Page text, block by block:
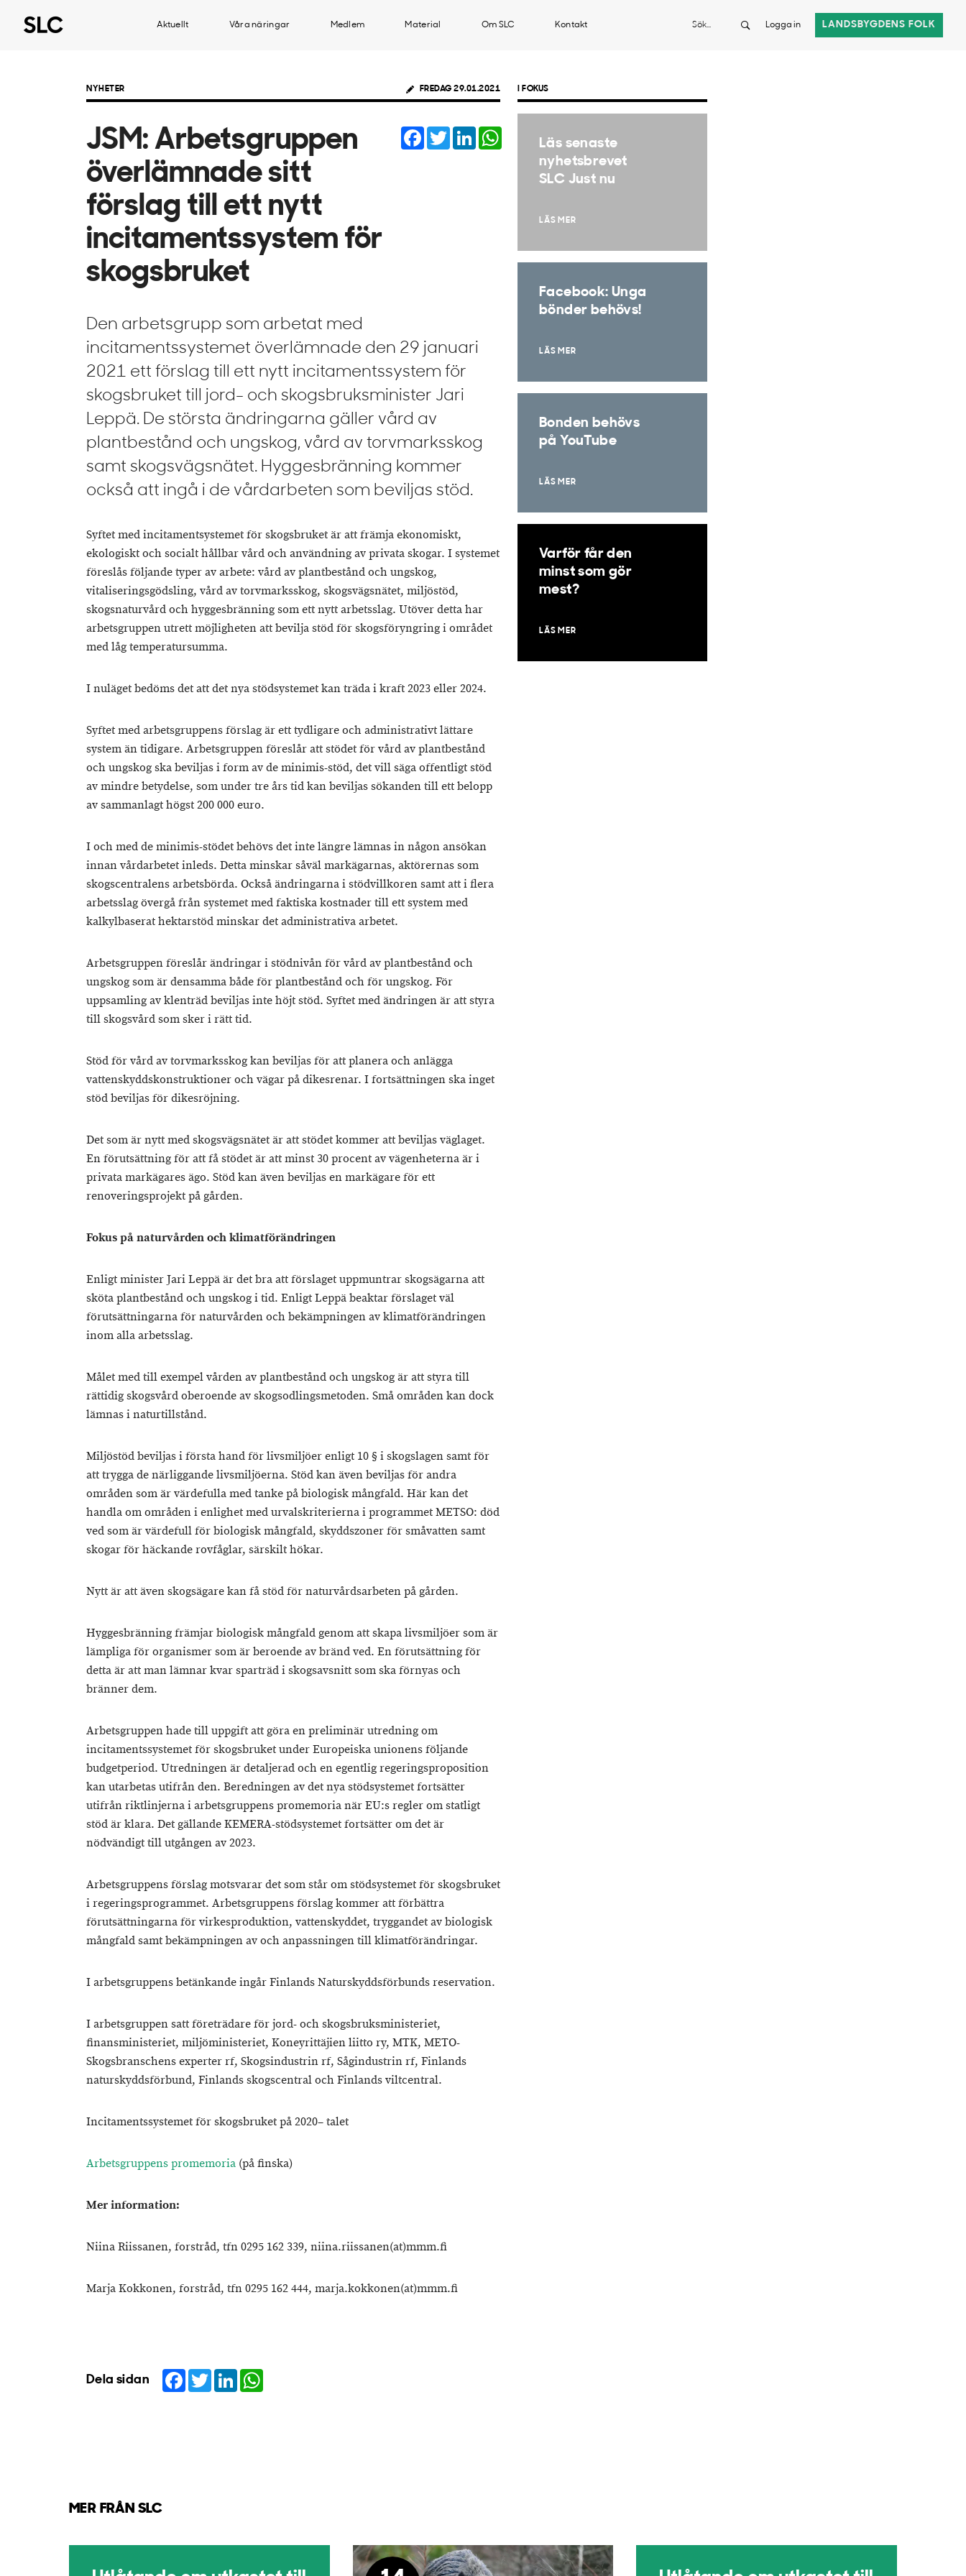
Aktuellt Våra näringar Medlem Material Om SLC Kontakt Sök Logga in LANDSBYGDENS FOLK
NYHETER FREDAG 29.01.2021
JSM: Arbetsgruppen
överlämnade sitt
förslag till ett nytt
incitamentssystem för
skogsbruket
Facebook
TwitterLinkedIn
Den arbetsgrupp som arbetat med
incitamentssystemet överlämnade den 29 januari
2021 ett förslag till ett nytt incitamentssystem för
skogsbruket till jord- och skogsbruksminister Jari
Leppä. De största ändringarna gäller vård av
plantbestånd och ungskog, vård av torvmarksskog
samt skogsvägsnätet. Hyggesbränning kommer
också att ingå i de vårdarbeten som beviljas stöd.
Syftet med incitamentsystemet för skogsbruket är att främja ekonomiskt,
ekologiskt och socialt hållbar vård och användning av privata skogar. I systemet
föreslås följande typer av arbete: vård av plantbestånd och ungskog,
vitaliseringsgödsling, vård av torvmarksskog, skogsvägsnätet, miljöstöd,
skogsnaturvård och hyggesbränning som ett nytt arbetsslag. Utöver detta har
arbetsgruppen utrett möjligheten att bevilja stöd för skogsföryngring i området
med låg temperatursumma.
I nuläget bedöms det att det nya stödsystemet kan träda i kraft 2023 eller 2024.
Syftet med arbetsgruppens förslag är ett tydligare och administrativt lättare
system än tidigare. Arbetsgruppen föreslår att stödet för vård av plantbestånd
och ungskog ska beviljas i form av de minimis-stöd, det vill säga offentligt stöd
av mindre betydelse, som under tre års tid kan beviljas sökanden till ett belopp
av sammanlagt högst 200 000 euro.
I och med de minimis-stödet behövs det inte längre lämnas in någon ansökan
innan vårdarbetet inleds. Detta minskar såväl markägarnas, aktörernas som
skogscentralens arbetsbörda. Också ändringarna i stödvillkoren samt att i flera
arbetsslag övergå från systemet med faktiska kostnader till ett system med
kalkylbaserat hektarstöd minskar det administrativa arbetet.
Arbetsgruppen föreslår ändringar i stödnivån för vård av plantbestånd och
ungskog som är densamma både för plantbestånd och för ungskog. För
uppsamling av klenträd beviljas inte höjt stöd. Syftet med ändringen är att styra
till skogsvård som sker i rätt tid.
Stöd för vård av torvmarksskog kan beviljas för att planera och anlägga
vattenskyddskonstruktioner och vägar på dikesrenar. I fortsättningen ska inget
stöd beviljas för dikesröjning.
Det som är nytt med skogsvägsnätet är att stödet kommer att beviljas väglaget.
En förutsättning för att få stödet är att minst 30 procent av vägenheterna är i
privata markägares ägo. Stöd kan även beviljas en markägare för ett
renoveringsprojekt på gården.
Fokus på naturvården och klimatförändringen
Enligt minister Jari Leppä är det bra att förslaget uppmuntrar skogsägarna att
sköta plantbestånd och ungskog i tid. Enligt Leppä beaktar förslaget väl
förutsättningarna för naturvården och bekämpningen av klimatförändringen
inom alla arbetsslag.
Målet med till exempel vården av plantbestånd och ungskog är att styra till
rättidig skogsvård oberoende av skogsodlingsmetoden. Små områden kan dock
lämnas i naturtillstånd.
Miljöstöd beviljas i första hand för livsmiljöer enligt 10 § i skogslagen samt för
att trygga de närliggande livsmiljöerna. Stöd kan även beviljas för andra
områden som är värdefulla med tanke på biologisk mångfald. Här kan det
handla om områden i enlighet med urvalskriterierna i programmet METSO: död
ved som är värdefull för biologisk mångfald, skyddszoner för småvatten samt
skogar för häckande rovfåglar, särskilt hökar.
Nytt är att även skogsägare kan få stöd för naturvårdsarbeten på gården.
Hyggesbränning främjar biologisk mångfald genom att skapa livsmiljöer som är
lämpliga för organismer som är beroende av bränd ved. En förutsättning för
detta är att man lämnar kvar sparträd i skogsavsnitt som ska förnyas och
bränner dem.
Arbetsgruppen hade till uppgift att göra en preliminär utredning om
incitamentssystemet för skogsbruket under Europeiska unionens följande
budgetperiod. Utredningen är detaljerad och en egentlig regeringsproposition
kan utarbetas utifrån den. Beredningen av det nya stödsystemet fortsätter
utifrån riktlinjerna i arbetsgruppens promemoria när EU:s regler om statligt
stöd är klara. Det gällande KEMERA-stödsystemet fortsätter om det är
nödvändigt till utgången av 2023.
Arbetsgruppens förslag motsvarar det som står om stödsystemet för skogsbruket
i regeringsprogrammet. Arbetsgruppens förslag kommer att förbättra
förutsättningarna för virkesproduktion, vattenskyddet, tryggandet av biologisk
mångfald samt bekämpningen av och anpassningen till klimatförändringar.
I arbetsgruppens betänkande ingår Finlands Naturskyddsförbunds reservation.
I arbetsgruppen satt företrädare för jord- och skogsbruksministeriet,
finansministeriet, miljöministeriet, Koneyrittäjien liitto ry, MTK, METO-
Skogsbranschens experter rf, Skogsindustrin rf, Sågindustrin rf, Finlands
naturskyddsförbund, Finlands skogscentral och Finlands viltcentral.
Incitamentssystemet för skogsbruket på 2020– talet
Arbetsgruppens promemoria (på finska)
Mer information:
Niina Riissanen, forstråd, tfn 0295 162 339, niina.riissanen(at)mmm.fi
Marja Kokkonen, forstråd, tfn 0295 162 444, marja.kokkonen(at)mmm.fi
Dela sidan Facebook
TwitterLinkedIn
I FOKUS
Läs senaste
nyhetsbrevet
SLC Just nu
LÄS MER
Facebook: Unga
bönder behövs!
LÄS MER
Bonden behövs
på YouTube
LÄS MER
Varför får den
minst som gör
mest?
LÄS MER
MER FRÅN SLC